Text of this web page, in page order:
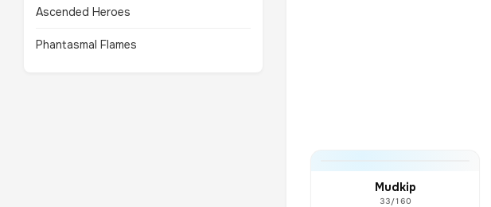
Ascended Heroes
Phantasmal Flames
Mudkip
33/160